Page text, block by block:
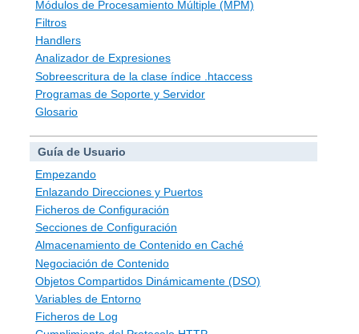
Módulos de Procesamiento Múltiple (MPM)
Filtros
Handlers
Analizador de Expresiones
Sobreescritura de la clase índice .htaccess
Programas de Soporte y Servidor
Glosario
Guía de Usuario
Empezando
Enlazando Direcciones y Puertos
Ficheros de Configuración
Secciones de Configuración
Almacenamiento de Contenido en Caché
Negociación de Contenido
Objetos Compartidos Dinámicamente (DSO)
Variables de Entorno
Ficheros de Log